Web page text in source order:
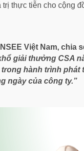
thực tiễn cho cộng
Việt Nam, chia
giải thưởng CSA
hành trình
ngày của công ty.”